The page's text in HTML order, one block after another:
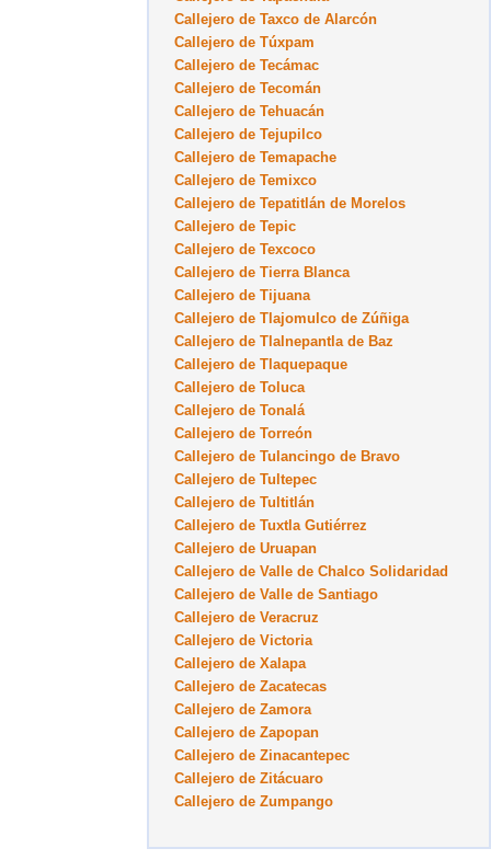
Callejero de Taxco de Alarcón
Callejero de Túxpam
Callejero de Tecámac
Callejero de Tecomán
Callejero de Tehuacán
Callejero de Tejupilco
Callejero de Temapache
Callejero de Temixco
Callejero de Tepatitlán de Morelos
Callejero de Tepic
Callejero de Texcoco
Callejero de Tierra Blanca
Callejero de Tijuana
Callejero de Tlajomulco de Zúñiga
Callejero de Tlalnepantla de Baz
Callejero de Tlaquepaque
Callejero de Toluca
Callejero de Tonalá
Callejero de Torreón
Callejero de Tulancingo de Bravo
Callejero de Tultepec
Callejero de Tultitlán
Callejero de Tuxtla Gutiérrez
Callejero de Uruapan
Callejero de Valle de Chalco Solidaridad
Callejero de Valle de Santiago
Callejero de Veracruz
Callejero de Victoria
Callejero de Xalapa
Callejero de Zacatecas
Callejero de Zamora
Callejero de Zapopan
Callejero de Zinacantepec
Callejero de Zitácuaro
Callejero de Zumpango